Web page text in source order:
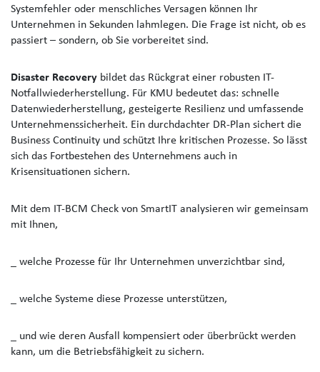
Systemfehler oder menschliches Versagen können Ihr
Unternehmen in Sekunden lahmlegen. Die Frage ist nicht, ob es
passiert – sondern, ob Sie vorbereitet sind.
Disaster Recovery bildet das Rückgrat einer robusten IT-
Notfallwiederherstellung. Für KMU bedeutet das: schnelle
Datenwiederherstellung, gesteigerte Resilienz und umfassende
Unternehmenssicherheit. Ein durchdachter DR-Plan sichert die
Business Continuity und schützt Ihre kritischen Prozesse. So lässt
sich das Fortbestehen des Unternehmens auch in
Krisensituationen sichern.
Mit dem IT-BCM Check von SmartIT analysieren wir gemeinsam
mit Ihnen,
_ welche Prozesse für Ihr Unternehmen unverzichtbar sind,
_ welche Systeme diese Prozesse unterstützen,
_ und wie deren Ausfall kompensiert oder überbrückt werden
kann, um die Betriebsfähigkeit zu sichern.